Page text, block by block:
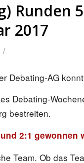
Runden
2017
/
Debating-AG
Debating-
bestreiten.
2:1 gewonnen
Team. Ob das